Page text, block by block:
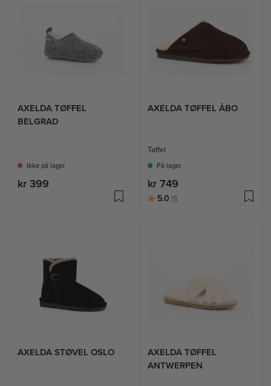
AXELDA TØFFEL
BELGRAD
Ikke på lager
kr 399
AXELDA TØFFEL ÅBO
Tøffel
På lager
kr 749
Karakter:
5.0 (1)av 5 mulige
AXELDA STØVEL OSLO
AXELDA TØFFEL
ANTWERPEN